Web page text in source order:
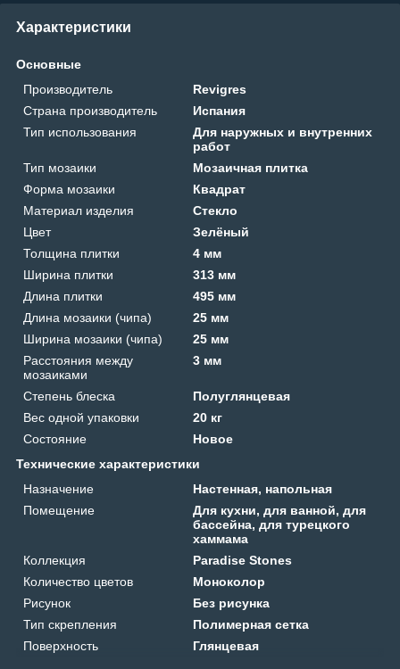
Характеристики
Основные
Производитель
Revigres
Страна производитель
Испания
Тип использования
Для наружных и внутренних
работ
Тип мозаики
Мозаичная плитка
Форма мозаики
Квадрат
Материал изделия
Стекло
Цвет
Зелёный
Толщина плитки
4 мм
Ширина плитки
313 мм
Длина плитки
495 мм
Длина мозаики (чипа)
25 мм
Ширина мозаики (чипа)
25 мм
Расстояния между
мозаиками
3 мм
Степень блеска
Полуглянцевая
Вес одной упаковки
20 кг
Состояние
Новое
Технические характеристики
Назначение
Настенная, напольная
Помещение
Для кухни, для ванной, для
бассейна, для турецкого
хаммама
Коллекция
Paradise Stones
Количество цветов
Моноколор
Рисунок
Без рисунка
Тип скрепления
Полимерная сетка
Поверхность
Глянцевая